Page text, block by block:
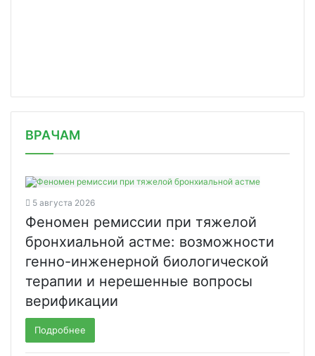
ВРАЧАМ
5 августа 2026
Феномен ремиссии при тяжелой
бронхиальной астме: возможности
генно-инженерной биологической
терапии и нерешенные вопросы
верификации
Подробнее